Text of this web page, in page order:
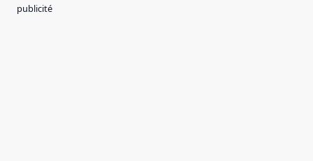
publicité